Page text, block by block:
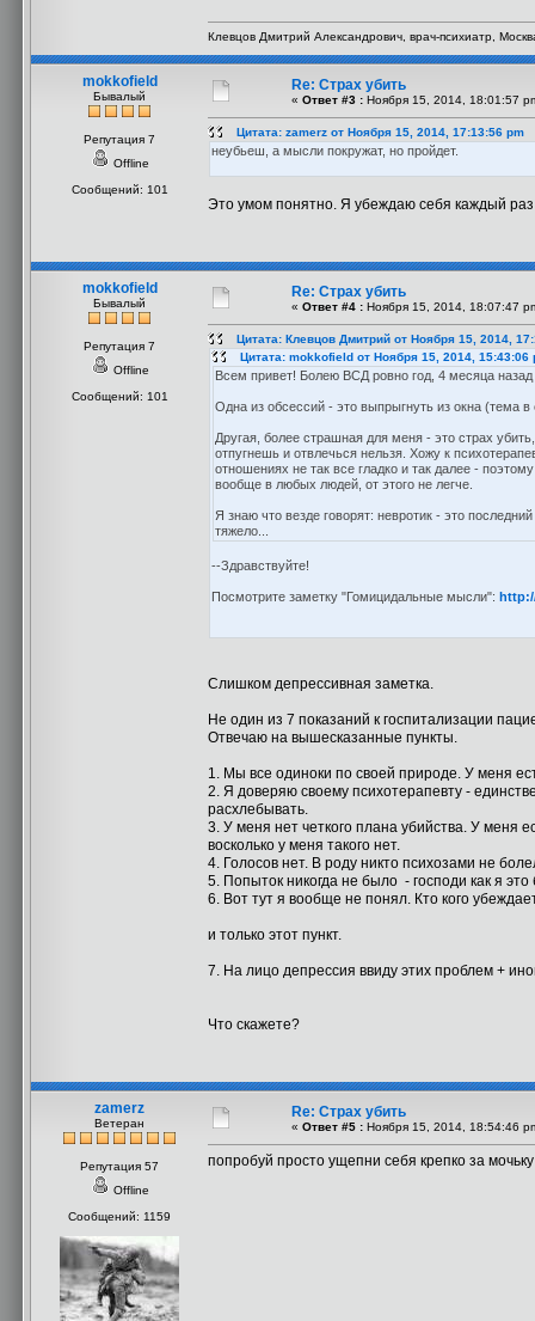
Клевцов Дмитрий Александрович, врач-психиатр,
mokkofield
Бывалый
Репутация 7
Offline
Сообщений: 101
Re: Страх убить
« Ответ #3 : Ноября 15, 2014, 18:01:57
Цитата: zamerz от Ноября 15, 2014, 17:13:56 pm
неубьеш, а мысли покружат, но пройдет.
Это умом понятно. Я убеждаю себя каждый раз
mokkofield
Бывалый
Репутация 7
Offline
Сообщений: 101
Re: Страх убить
« Ответ #4 : Ноября 15, 2014, 18:07:47
Цитата: Клевцов Дмитрий от Ноября 15, 2014,
Цитата: mokkofield от Ноября 15, 2014, 15:43:06
Всем привет! Болею ВСД ровно год, 4 месяца
Одна из обсессий - это выпрыгнуть из окна (тема в
Другая, более страшная для меня - это страх
отпугнешь и отвлечься нельзя. Хожу к
отношениях не так все гладко и так далее -
вообще в любых людей, от этого не легче.
Я знаю что везде говорят: невротик - это
тяжело...
--Здравствуйте!
Посмотрите заметку "Гомицидальные мысли":
Слишком депрессивная заметка.
Не один из 7 показаний к госпитализации
Отвечаю на вышесказанные пункты.
1. Мы все одиноки по своей природе. У меня
2. Я доверяю своему психотерапевту -
расхлебывать.
3. У меня нет четкого плана убийства. У меня
восколько у меня такого нет.
4. Голосов нет. В роду никто психозами не
5. Попыток никогда не было - господи как я
6. Вот тут я вообще не понял. Кто кого
и только этот пункт.
7. На лицо депрессия ввиду этих проблем +
Что скажете?
zamerz
Ветеран
Репутация 57
Offline
Сообщений: 1159
Re: Страх убить
« Ответ #5 : Ноября 15, 2014, 18:54:46
попробуй просто ущепни себя крепко за